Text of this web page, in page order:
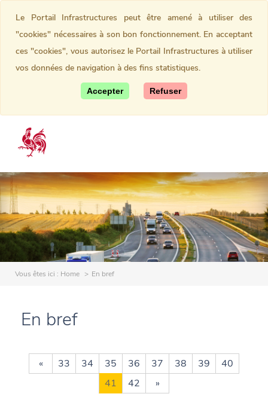
Vous êtes ici : Home En bref
En bref
« 33 34 35 36 37 38 39
40
41
42 »
Le Portail Infrastructures peut être amené à utiliser des
"cookies" nécessaires à son bon fonctionnement. En acceptant
ces "cookies", vous autorisez le Portail Infrastructures à utiliser
vos données de navigation à des fins statistiques.
Accepter Refuser